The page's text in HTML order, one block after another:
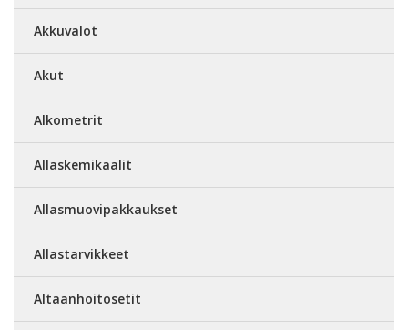
Akkuvalot
Akut
Alkometrit
Allaskemikaalit
Allasmuovipakkaukset
Allastarvikkeet
Altaanhoitosetit